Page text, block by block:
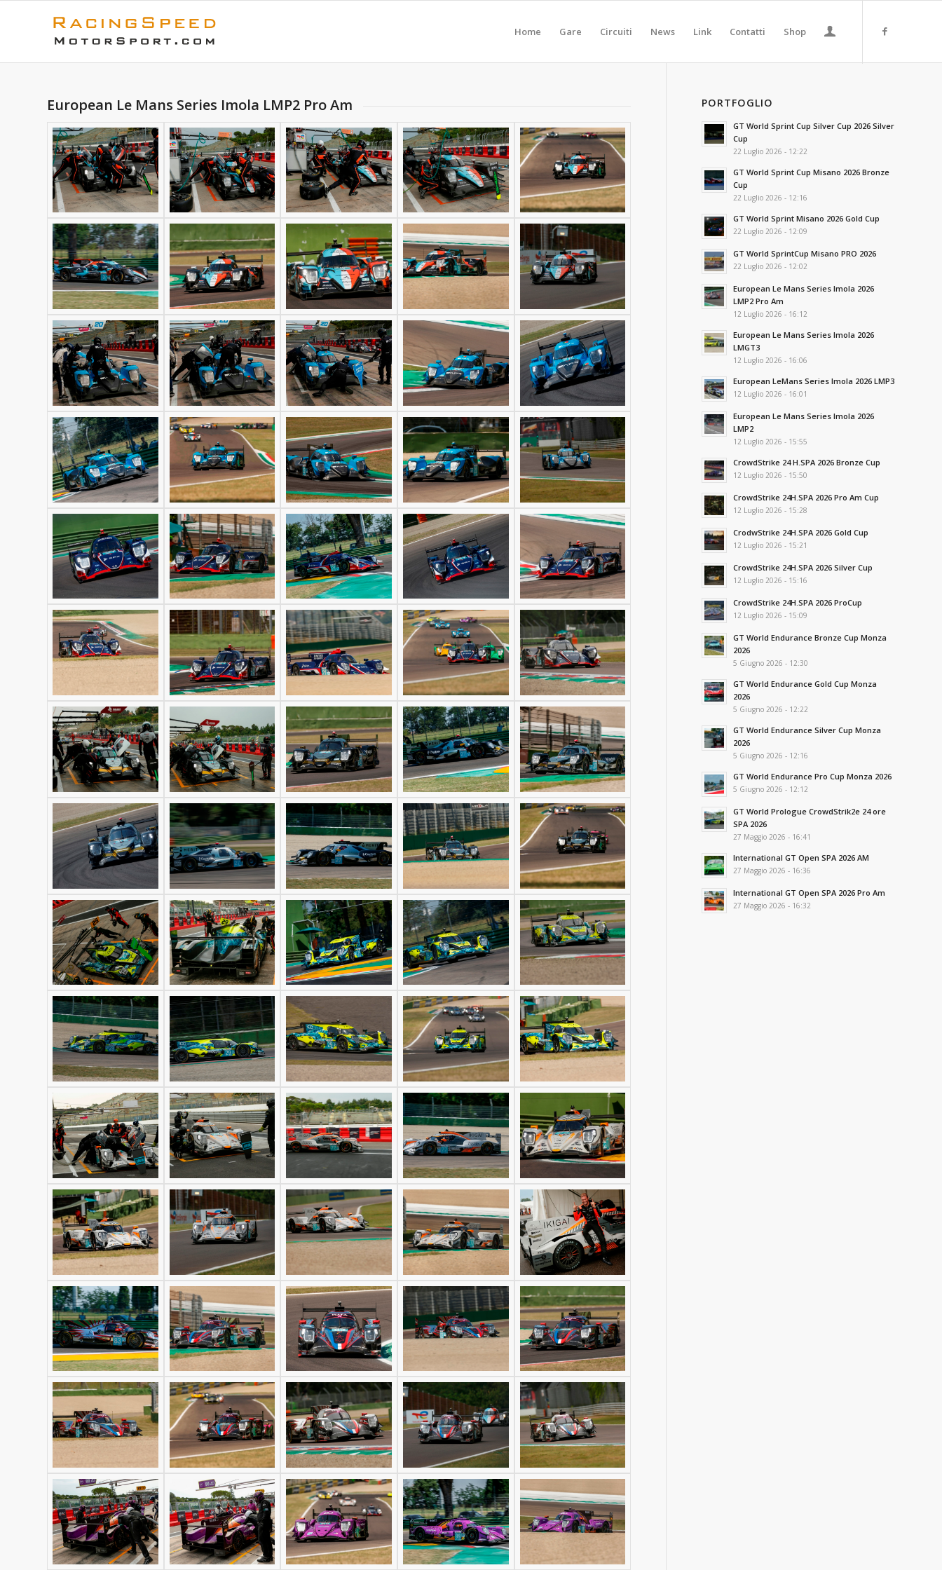
Home Gare Circuiti News Link Contatti Shop
European Le Mans Series Imola LMP2 Pro Am PORTFOGLIO
GT World Sprint Cup Silver Cup 2026 Silver
Cup
22 Luglio 2026 - 12:22
GT World Sprint Cup Misano 2026 Bronze
Cup
22 Luglio 2026 - 12:16
GT World Sprint Misano 2026 Gold Cup
22 Luglio 2026 - 12:09
GT World SprintCup Misano PRO 2026
22 Luglio 2026 - 12:02
European Le Mans Series Imola 2026
LMP2 Pro Am
12 Luglio 2026 - 16:12
European Le Mans Series Imola 2026
LMGT3
12 Luglio 2026 - 16:06
European LeMans Series Imola 2026 LMP3
12 Luglio 2026 - 16:01
European Le Mans Series Imola 2026
LMP2
12 Luglio 2026 - 15:55
CrowdStrike 24 H.SPA 2026 Bronze Cup
12 Luglio 2026 - 15:50
CrowdStrike 24H.SPA 2026 Pro Am Cup
12 Luglio 2026 - 15:28
CrodwStrike 24H.SPA 2026 Gold Cup
12 Luglio 2026 - 15:21
CrowdStrike 24H.SPA 2026 Silver Cup
12 Luglio 2026 - 15:16
CrowdStrike 24H.SPA 2026 ProCup
12 Luglio 2026 - 15:09
GT World Endurance Bronze Cup Monza
2026
5 Giugno 2026 - 12:30
GT World Endurance Gold Cup Monza
2026
5 Giugno 2026 - 12:22
GT World Endurance Silver Cup Monza
2026
5 Giugno 2026 - 12:16
GT World Endurance Pro Cup Monza 2026
5 Giugno 2026 - 12:12
GT World Prologue CrowdStrik2e 24 ore
SPA 2026
27 Maggio 2026 - 16:41
International GT Open SPA 2026 AM
27 Maggio 2026 - 16:36
International GT Open SPA 2026 Pro Am
27 Maggio 2026 - 16:32